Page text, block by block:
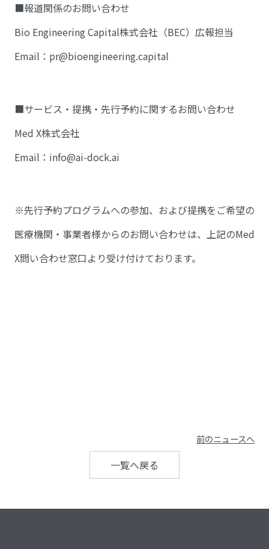
■報道関係のお問い合わせ
Bio Engineering Capital株式会社（BEC）広報担当
Email：pr@bioengineering.capital
■サービス・提携・先行予約に関するお問い合わせ
Med X株式会社
Email：info@ai-dock.ai
※先行予約プログラムへの参加、および提携をご希望の
医療機関・事業者様からのお問い合わせは、上記のMed
X問い合わせ窓口より受け付けております。
前のニュースへ
一覧へ戻る